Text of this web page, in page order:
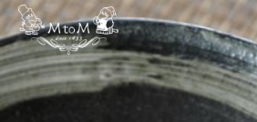
コ
ン
テ
ン
ツ